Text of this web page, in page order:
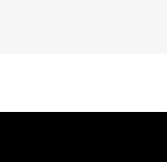
de gauche et de